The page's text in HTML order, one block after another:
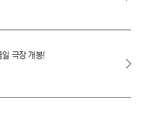
일 극장 개봉!